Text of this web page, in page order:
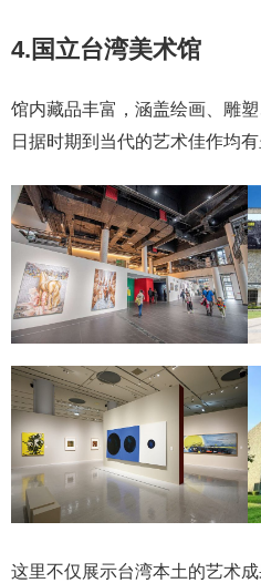
4.国立台湾美术馆
馆内藏品丰富，涵盖绘画、雕
日据时期到当代的艺术佳作均有
这里不仅展示台湾本土的艺术